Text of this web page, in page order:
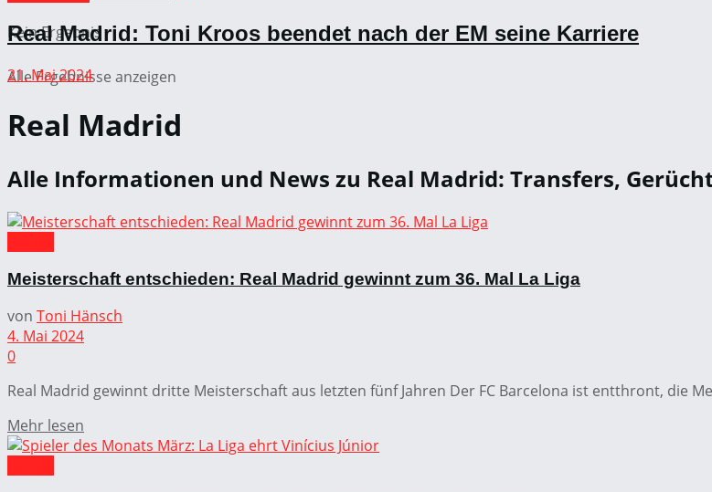
Kein Ergebnis
Alle Ergebnisse anzeigen
Real Madrid: Toni Kroos beendet nach der EM seine Karriere
21. Mai 2024
Real Madrid
Alle Informationen und News zu Real Madrid: Transfers,
Meisterschaft entschieden: Real Madrid gewinnt zum 36. Mal La Liga
von Toni Hänsch
4. Mai 2024
0
Real Madrid gewinnt dritte Meisterschaft aus letzten fünf Jahren Der FC Barcelona ist entthront, die
Mehr lesen